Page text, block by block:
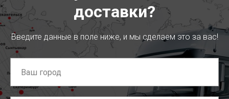
доставки?
Введите данные в поле ниже, и мы сделаем это за вас!